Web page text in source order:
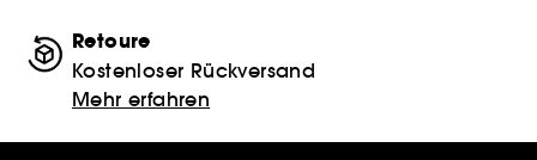
Retoure
Kostenloser Rückversand
Mehr erfahren